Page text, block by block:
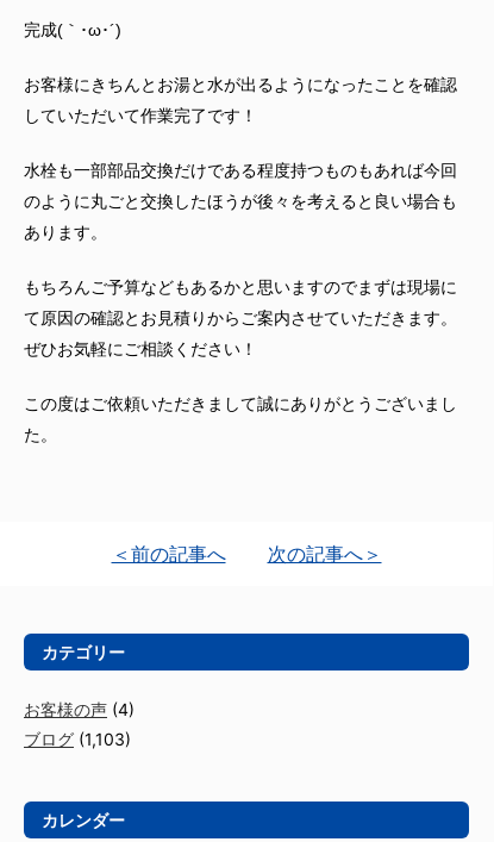
完成(｀･ω･´)ゞ
お客様にきちんとお湯と水が出るようになったことを確認
していただいて作業完了です！
水栓も一部部品交換だけである程度持つものもあれば今回
のように丸ごと交換したほうが後々を考えると良い場合も
あります。
もちろんご予算などもあるかと思いますのでまずは現場に
て原因の確認とお見積りからご案内させていただきます。
ぜひお気軽にご相談ください！
この度はご依頼いただきまして誠にありがとうございまし
た。
＜前の記事へ 次の記事へ＞
カテゴリー
お客様の声 (4)
ブログ (1,103)
カレンダー